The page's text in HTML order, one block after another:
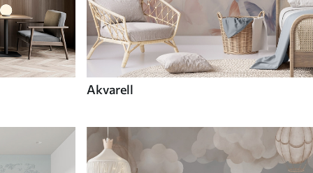
Akvarell